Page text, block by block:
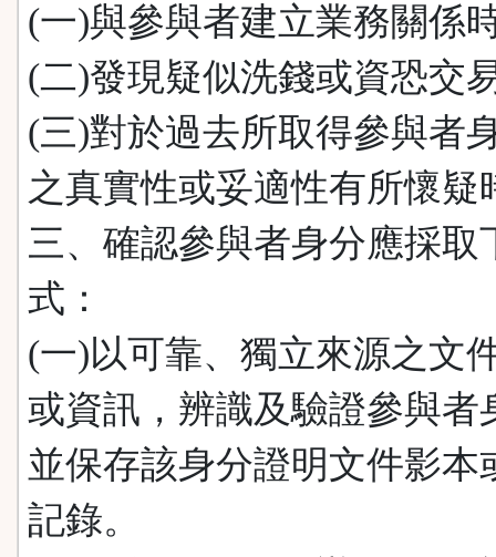
(一)與參與者建立業務關係
(二)發現疑似洗錢或資恐交
(三)對於過去所取得參與者
之真實性或妥適性有所懷疑
三、確認參與者身分應採取
式：
(一)以可靠、獨立來源之文
或資訊，辨識及驗證參與者
並保存該身分證明文件影本
記錄。